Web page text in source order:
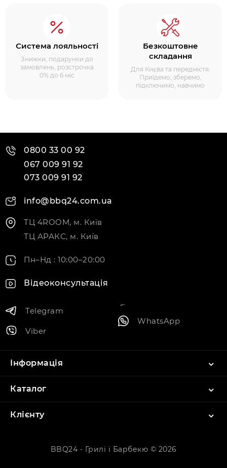
Система лояльності
Знижки, подарунки до
замовлень, розстрочка
0% до 6 міс
Безкоштовне
складання
Для Києва та передмістя.
Приїдемо, зберемо,
підключимо, навчимо
0800 33 00 92
067 009 91 92
073 009 91 92
info@bbq24.com.ua
ТЦ 4ROOM, м. Київ
ТЦ АРАКС, м. Київ
Пн–Нд : 10:00–20:00
Відеоконсультація
Telegram
Viber
WhatsApp
Інформація
Каталог
Клієнту
BBQ24 - Грилі і Барбекю © 2026